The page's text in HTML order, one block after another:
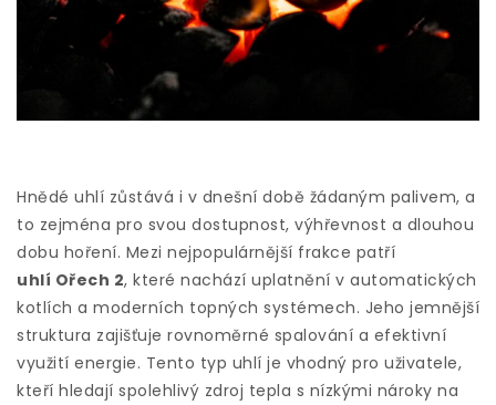
Hnědé uhlí zůstává i v dnešní době žádaným palivem, a
to zejména pro svou dostupnost, výhřevnost a dlouhou
dobu hoření. Mezi nejpopulárnější frakce patří
uhlí Ořech 2, které nachází uplatnění v automatických
kotlích a moderních topných systémech. Jeho jemnější
struktura zajišťuje rovnoměrné spalování a efektivní
využití energie. Tento typ uhlí je vhodný pro uživatele,
kteří hledají spolehlivý zdroj tepla s nízkými nároky na